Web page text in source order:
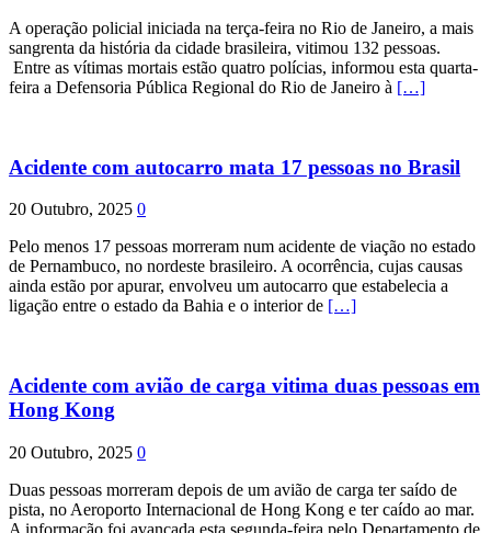
A operação policial iniciada na terça-feira no Rio de Janeiro, a mais
sangrenta da história da cidade brasileira, vitimou 132 pessoas.
Entre as vítimas mortais estão quatro polícias, informou esta quarta-
feira a Defensoria Pública Regional do Rio de Janeiro à […]
Acidente com autocarro mata 17 pessoas no Brasil
20 Outubro, 2025 0
Pelo menos 17 pessoas morreram num acidente de viação no estado
de Pernambuco, no nordeste brasileiro. A ocorrência, cujas causas
ainda estão por apurar, envolveu um autocarro que estabelecia a
ligação entre o estado da Bahia e o interior de […]
Acidente com avião de carga vitima duas pessoas em
Hong Kong
20 Outubro, 2025 0
Duas pessoas morreram depois de um avião de carga ter saído de
pista, no Aeroporto Internacional de Hong Kong e ter caído ao mar.
A informação foi avançada esta segunda-feira pelo Departamento de